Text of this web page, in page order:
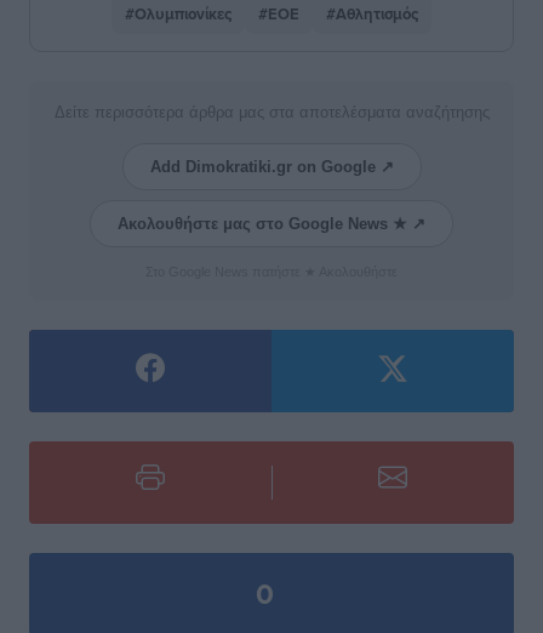
#Ολυμπιονίκες #ΕΟΕ #Αθλητισμός
Δείτε περισσότερα άρθρα μας στα αποτελέσματα αναζήτησης
Add Dimokratiki.gr on Google ↗
Ακολουθήστε μας στο Google News ★ ↗
0